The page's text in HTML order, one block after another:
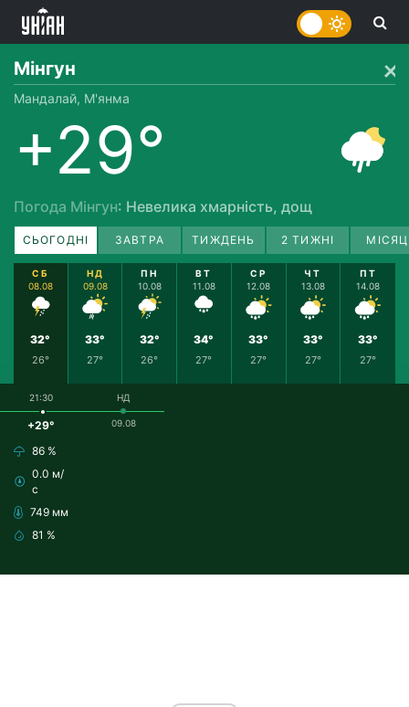
Мінгун
Мандалай, М'янма
+29°
Погода Мінгун: Невелика хмарність, дощ
СЬОГОДНІ ЗАВТРА ТИЖДЕНЬ 2 ТИЖНІ
СБ
08.08
32°
26°
НД
09.08
33°
27°
ПН
10.08
32°
26°
ВТ
11.08
34°
27°
СР
12.08
33°
27°
ЧТ
13.08
33°
27°
ПТ
14.08
33°
27°
21:30
+29°
86 %
0.0 м/
с
749 мм
81 %
НД
09.08